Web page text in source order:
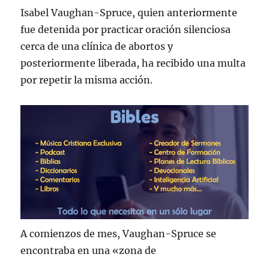
Isabel Vaughan-Spruce, quien anteriormente
fue detenida por practicar oración silenciosa
cerca de una clínica de abortos y
posteriormente liberada, ha recibido una multa
por repetir la misma acción.
A comienzos de mes, Vaughan-Spruce se
encontraba en una «zona de